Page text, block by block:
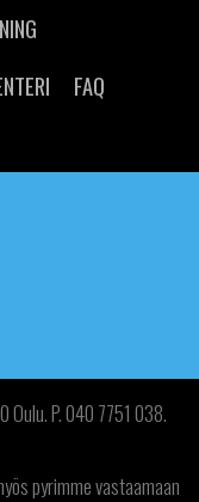
FAQ
Oulu. P. 040 7751 038.
pyrimme vastaamaan